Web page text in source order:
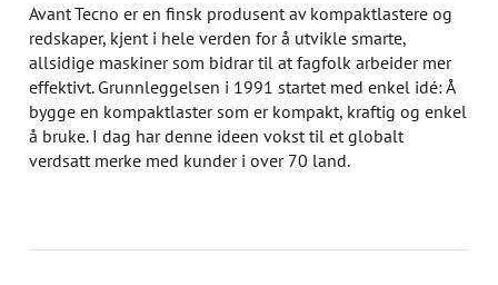
Avant Tecno er en finsk produsent av kompaktlastere og
redskaper, kjent i hele verden for å utvikle smarte,
allsidige maskiner som bidrar til at fagfolk arbeider mer
effektivt. Grunnleggelsen i 1991 startet med enkel idé: Å
bygge en kompaktlaster som er kompakt, kraftig og enkel
å bruke. I dag har denne ideen vokst til et globalt
verdsatt merke med kunder i over 70 land.